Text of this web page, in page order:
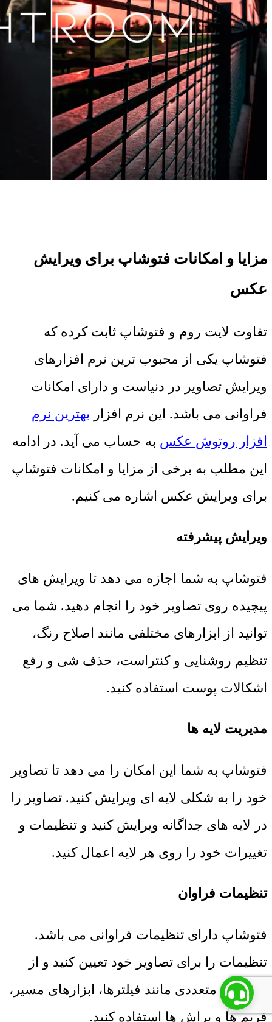
مزایا و امکانات فتوشاپ برای ویرایش
عکس
تفاوت لایت روم و فتوشاپ ثابت کرده که
فتوشاپ یکی از محبوب ترین نرم افزارهای
ویرایش تصاویر در دنیاست و دارای امکانات
فراوانی می باشد. این نرم افزار بهترین نرم
افزار روتوش عکس به حساب می آید. در ادامه
این مطلب به برخی از مزایا و امکانات فتوشاپ
برای ویرایش عکس اشاره می کنیم.
ویرایش پیشرفته
فتوشاپ به شما اجازه می دهد تا ویرایش های
پیچیده روی تصاویر خود را انجام دهید. شما می
توانید از ابزارهای مختلفی مانند اصلاح رنگ،
تنظیم روشنایی و کنتراست، حذف شی و رفع
اشکالات پوست استفاده کنید.
مدیریت لایه ها
فتوشاپ به شما این امکان را می دهد تا تصاویر
خود را به شکلی لایه ای ویرایش کنید. تصاویر را
در لایه های جداگانه ویرایش کنید و تنظیمات و
تغییرات خود را روی هر لایه اعمال کنید.
تنظیمات فراوان
فتوشاپ دارای تنظیمات فراوانی می باشد.
تنظیمات را برای تصاویر خود تعیین کنید و از
ابزارهای متعددی مانند فیلترها، ابزارهای مسیر،
فریم ها و براش ها استفاده کنید.